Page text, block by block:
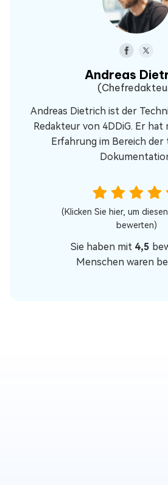
Andreas
Andreas Dietrich ist der
Redakteur von 4DDiG. Er hat
Erfahrung im Bereich
(Klicken Sie hier, um
bewerten)
Sie haben mit 4,5
Menschen waren